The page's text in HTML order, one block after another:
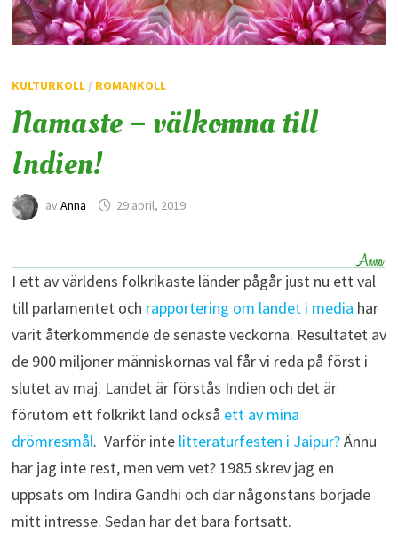
KULTURKOLL/ ROMANKOLL
Namaste – välkomna till
Indien!
av Anna 29 april, 2019
I ett av världens folkrikaste länder pågår just nu ett val
till parlamentet och rapportering om landet i media har
varit återkommende de senaste veckorna. Resultatet av
de 900 miljoner människornas val får vi reda på först i
slutet av maj. Landet är förstås Indien och det är
förutom ett folkrikt land också ett av mina
drömresmål. Varför inte litteraturfesten i Jaipur?Ännu
har jag inte rest, men vem vet? 1985 skrev jag en
uppsats om Indira Gandhi och där någonstans började
mitt intresse. Sedan har det bara fortsatt.